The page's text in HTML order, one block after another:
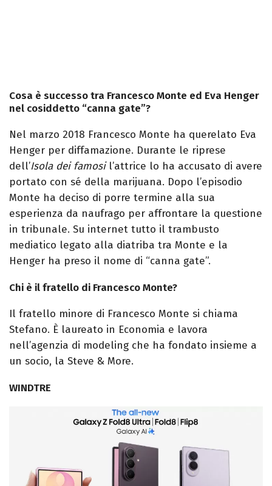
Cosa è successo tra Francesco Monte ed Eva Henger
nel cosiddetto “canna gate”?
Nel marzo 2018 Francesco Monte ha querelato Eva
Henger per diffamazione. Durante le riprese
dell’Isola dei famosil’attrice lo ha accusato di avere
portato con sé della marijuana. Dopo l’episodio
Monte ha deciso di porre termine alla sua
esperienza da naufrago per affrontare la questione
in tribunale. Su internet tutto il trambusto
mediatico legato alla diatriba tra Monte e la
Henger ha preso il nome di “canna gate”.
Chi è il fratello di Francesco Monte?
Il fratello minore di Francesco Monte si chiama
Stefano. È laureato in Economia e lavora
nell’agenzia di modeling che ha fondato insieme a
un socio, la Steve & More.
WINDTRE